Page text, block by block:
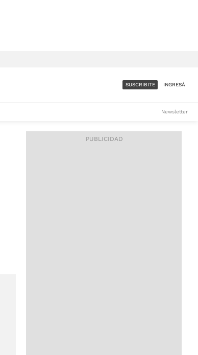
ACCESO FULL - $1.800/MES
SUSCRIBITE INGRESÁ
Newsletter